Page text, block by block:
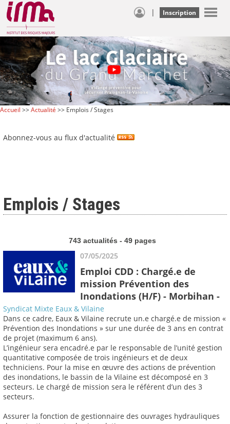
| Inscription
Accueil >>Actualité >> Emplois / Stages
Abonnez-vous au flux d'actualité
Emplois / Stages
743 actualités - 49 pages
07/05/2025
Emploi CDD : Chargé.e de
mission Prévention des
Inondations (H/F) - Morbihan -
Syndicat Mixte Eaux & Vilaine
Dans ce cadre, Eaux & Vilaine recrute un.e chargé.e de mission «
Prévention des Inondations » sur une durée de 3 ans en contrat
de projet (maximum 6 ans).
L’ingénieur sera encadré.e par le responsable de l’unité gestion
quantitative composée de trois ingénieurs et de deux
techniciens. Pour la mise en œuvre des actions de prévention
des inondations, le bassin de la Vilaine est décomposé en 3
secteurs. Le chargé de mission sera le référent d’un des 3
secteurs.
Assurer la fonction de gestionnaire des ouvrages hydrauliques